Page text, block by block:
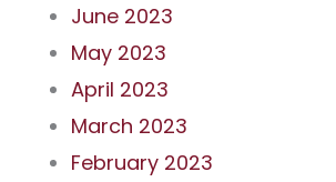
June 2023
May 2023
April 2023
March 2023
February 2023